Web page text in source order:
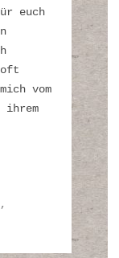
euch
vom
ihrem
,